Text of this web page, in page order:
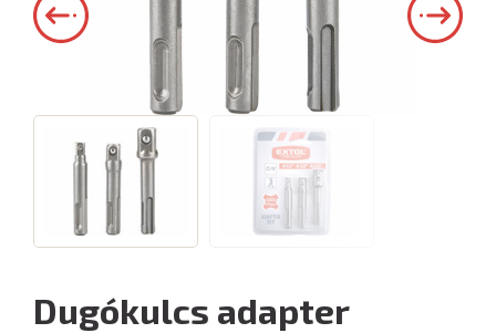
Dugókulcs adapter